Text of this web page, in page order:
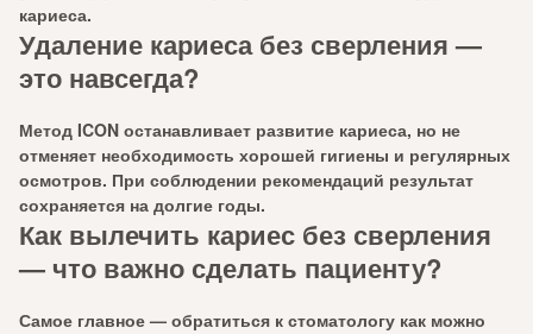
кариеса.
Удаление кариеса без сверления —
это навсегда?
Метод ICON останавливает развитие кариеса, но не
отменяет необходимость хорошей гигиены и регулярных
осмотров. При соблюдении рекомендаций результат
сохраняется на долгие годы.
Как вылечить кариес без сверления
— что важно сделать пациенту?
Самое главное — обратиться к стоматологу как можно